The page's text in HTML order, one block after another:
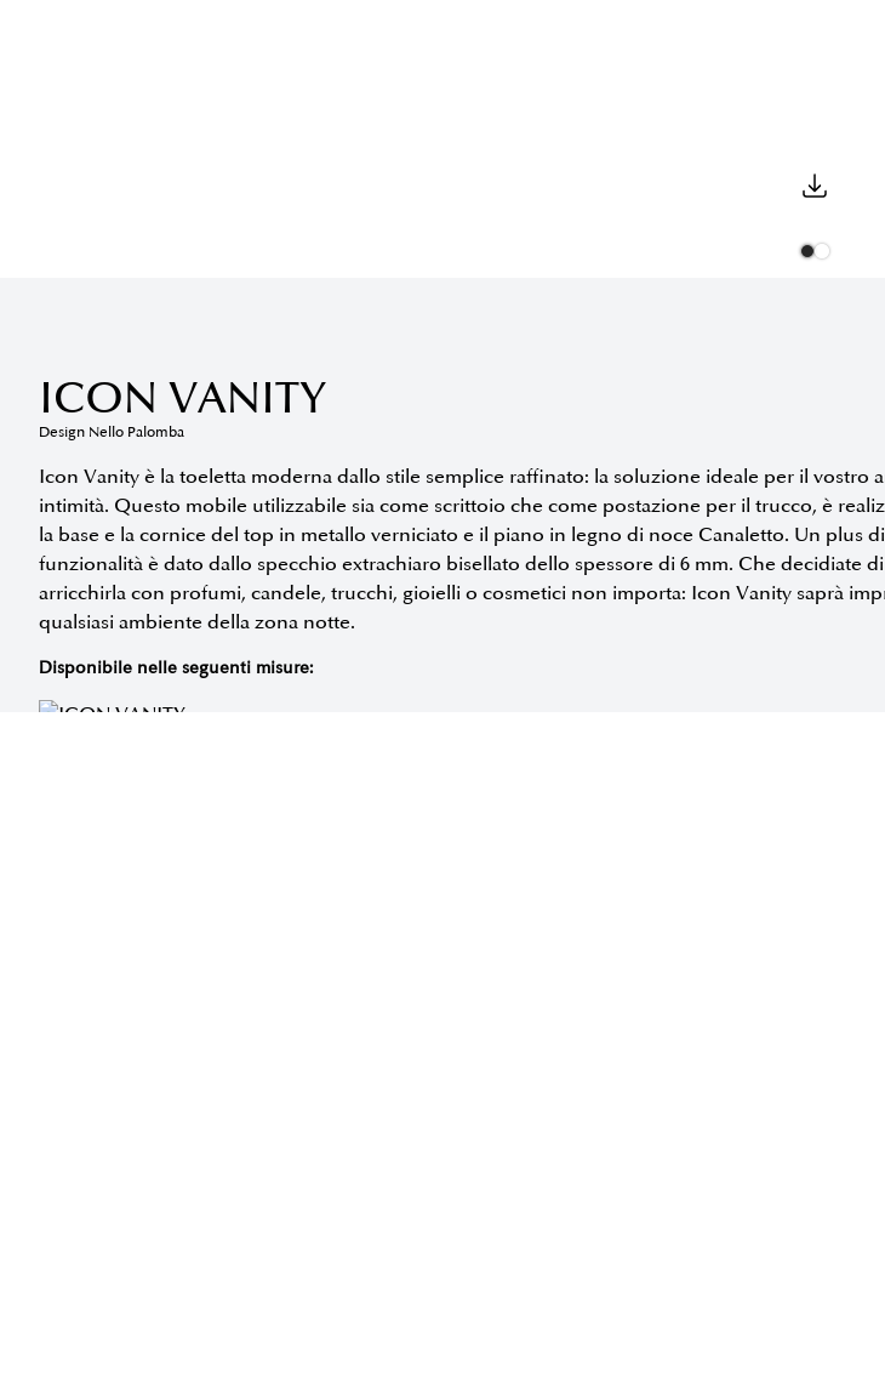
ICON VANITY
Design Nello Palomba
Icon Vanity è la toeletta moderna dallo stile semplice raffinato: la soluzione ideale per il vostro
intimità. Questo mobile utilizzabile sia come scrittoio che come postazione per il trucco, è
la base e la cornice del top in metallo verniciato e il piano in legno di noce Canaletto. Un plus
funzionalità è dato dallo specchio extrachiaro bisellato dello spessore di 6 mm. Che decidiate di
arricchirla con profumi, candele, trucchi, gioielli o cosmetici non importa: Icon Vanity saprà
qualsiasi ambiente della zona notte.
Disponibile nelle seguenti misure: